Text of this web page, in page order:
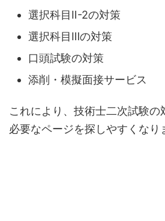
選択科目Ⅱ-2の対策
選択科目Ⅲの対策
口頭試験の対策
添削・模擬面接サービス
これにより、技術士二次試験の
必要なページを探しやすくなり